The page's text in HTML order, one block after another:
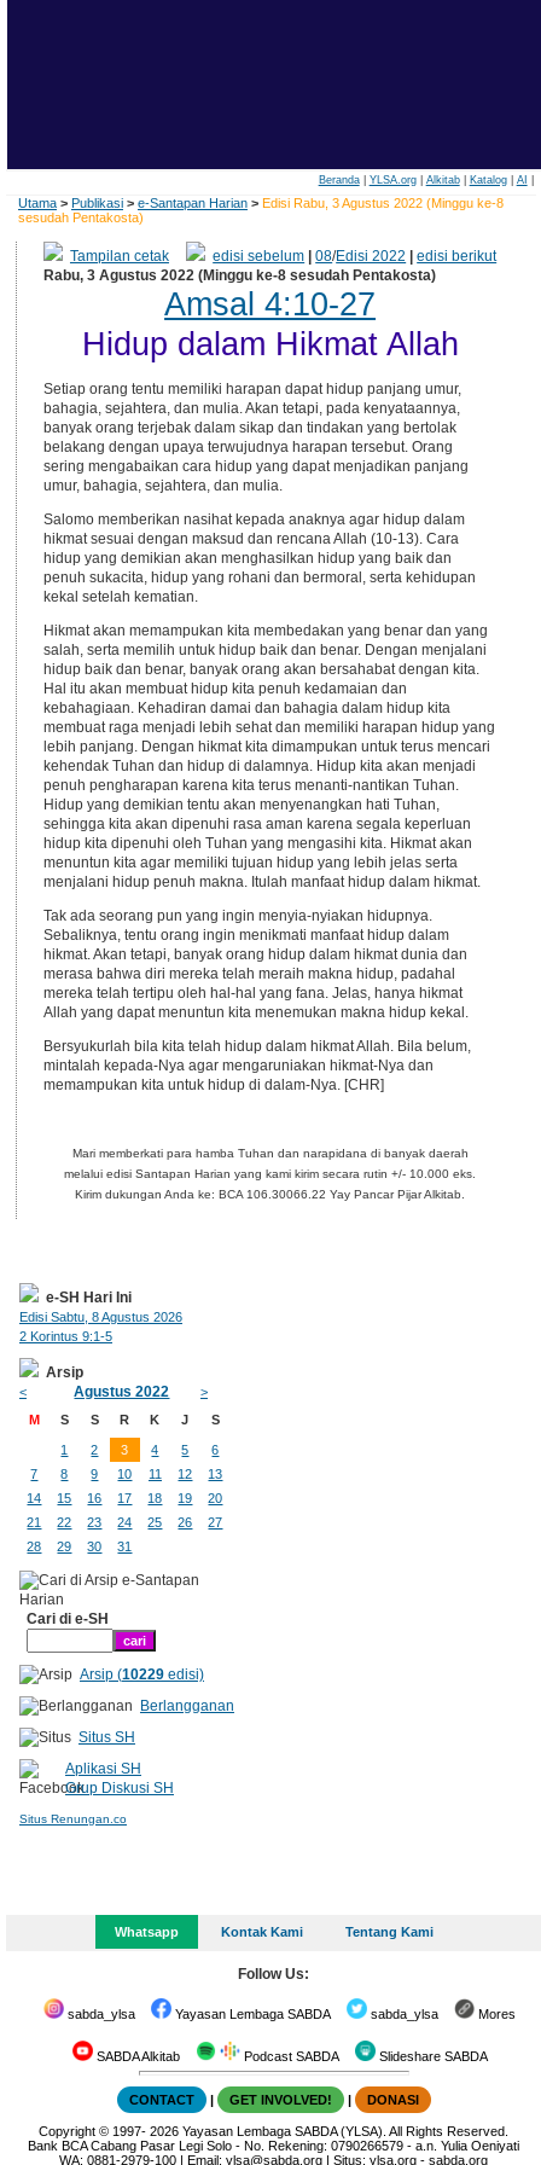
Beranda| YLSA.org| Alkitab| Katalog| AI
Utama > Publikasi > e-Santapan Harian > Edisi Rabu, 3 Agustus 2022 (Minggu ke-8
sesudah Pentakosta)
Tampilan cetak edisi sebelum |08/Edisi 2022 |edisi berikut
Rabu, 3 Agustus 2022 (Minggu ke-8 sesudah Pentakosta)
Amsal 4:10-27
Hidup dalam Hikmat Allah
Setiap orang tentu memiliki harapan dapat hidup panjang umur,
bahagia, sejahtera, dan mulia. Akan tetapi, pada kenyataannya,
banyak orang terjebak dalam sikap dan tindakan yang bertolak
belakang dengan upaya terwujudnya harapan tersebut. Orang
sering mengabaikan cara hidup yang dapat menjadikan panjang
umur, bahagia, sejahtera, dan mulia.
Salomo memberikan nasihat kepada anaknya agar hidup dalam
hikmat sesuai dengan maksud dan rencana Allah (10-13). Cara
hidup yang demikian akan menghasilkan hidup yang baik dan
penuh sukacita, hidup yang rohani dan bermoral, serta kehidupan
kekal setelah kematian.
Hikmat akan memampukan kita membedakan yang benar dan yang
salah, serta memilih untuk hidup baik dan benar. Dengan menjalani
hidup baik dan benar, banyak orang akan bersahabat dengan kita.
Hal itu akan membuat hidup kita penuh kedamaian dan
kebahagiaan. Kehadiran damai dan bahagia dalam hidup kita
membuat raga menjadi lebih sehat dan memiliki harapan hidup yang
lebih panjang. Dengan hikmat kita dimampukan untuk terus mencari
kehendak Tuhan dan hidup di dalamnya. Hidup kita akan menjadi
penuh pengharapan karena kita terus menanti-nantikan Tuhan.
Hidup yang demikian tentu akan menyenangkan hati Tuhan,
sehingga kita akan dipenuhi rasa aman karena segala keperluan
hidup kita dipenuhi oleh Tuhan yang mengasihi kita. Hikmat akan
menuntun kita agar memiliki tujuan hidup yang lebih jelas serta
menjalani hidup penuh makna. Itulah manfaat hidup dalam hikmat.
Tak ada seorang pun yang ingin menyia-nyiakan hidupnya.
Sebaliknya, tentu orang ingin menikmati manfaat hidup dalam
hikmat. Akan tetapi, banyak orang hidup dalam hikmat dunia dan
merasa bahwa diri mereka telah meraih makna hidup, padahal
mereka telah tertipu oleh hal-hal yang fana. Jelas, hanya hikmat
Allah yang dapat menuntun kita menemukan makna hidup kekal.
Bersyukurlah bila kita telah hidup dalam hikmat Allah. Bila belum,
mintalah kepada-Nya agar mengaruniakan hikmat-Nya dan
memampukan kita untuk hidup di dalam-Nya. [CHR]
Mari memberkati para hamba Tuhan dan narapidana di banyak daerah
melalui edisi Santapan Harian yang kami kirim secara rutin +/- 10.000 eks.
Kirim dukungan Anda ke: BCA 106.30066.22 Yay Pancar Pijar Alkitab.
e-SH Hari Ini
Edisi Sabtu, 8 Agustus 2026
2 Korintus 9:1-5
Arsip
< Agustus 2022
>
M
S S R K J S
1 2 3 4 5
6
7
8 9 10 11 12
13
14
15 16 17 18 19
20
21
22 23 24 25 26
27
28
29 30 31
Cari di e-SH
Arsip (10229edisi)
Berlangganan
Situs SH
Aplikasi SH
Grup Diskusi SH
Situs Renungan.co
Whatsapp Kontak Kami Tentang Kami
Follow Us:
sabda_ylsa Yayasan Lembaga SABDA sabda_ylsa Mores
SABDA Alkitab Podcast SABDA Slideshare SABDA
CONTACT | GET INVOLVED! | DONASI
Copyright © 1997-2026Yayasan Lembaga SABDA (YLSA). All Rights Reserved.
Bank BCA Cabang Pasar Legi Solo - No. Rekening: 0790266579 - a.n. Yulia Oeniyati
WA:0881-2979-100 | Email:ylsa@sabda.org | Situs:ylsa.org -sabda.org